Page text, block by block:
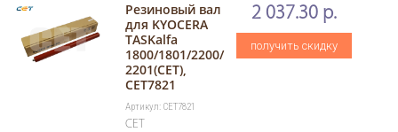
Резиновый вал
для KYOCERA
TASKalfa
1800/1801/2200/
2201(CET),
CET7821
Артикул: CET7821
CET
2 037.30 р.
получить скидку